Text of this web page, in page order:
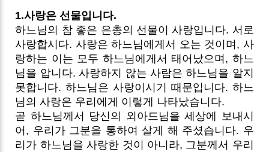
1.사랑은 선물입니다.
하느님의 참 좋은 은총의 선물이 사랑입니다. 서로
사랑합시다. 사랑은 하느님에게서 오는 것이며, 사
랑하는 이는 모두 하느님에게서 태어났으며, 하느
님을 압니다. 사랑하지 않는 사람은 하느님을 알지
못합니다. 하느님은 사랑이시기 때문입니다. 하느
님의 사랑은 우리에게 이렇게 나타났습니다.
곧 하느님께서 당신의 외아드님을 세상에 보내시
어, 우리가 그분을 통하여 살게 해 주셨습니다. 우
리가 하느님을 사랑한 것이 아니라, 그분께서 우리